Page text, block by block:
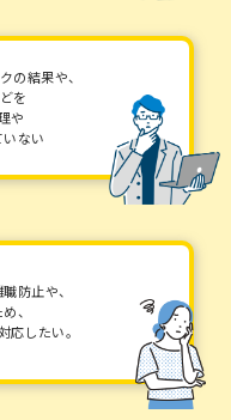
の結果や、
を
や
ない
防止や、
、
応したい。